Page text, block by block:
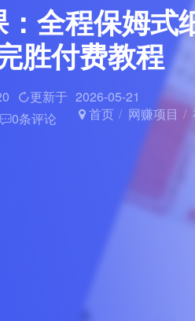
全程保姆式
胜付费教程
更新于 2026-05-21
0条评论 首页 网赚项目